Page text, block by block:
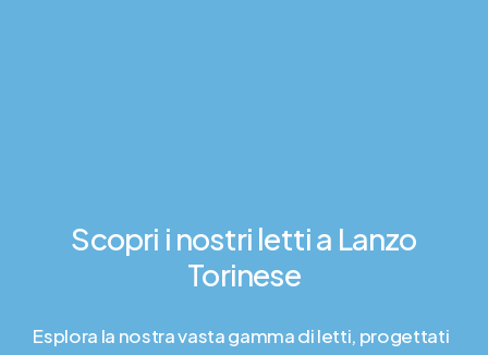
Scopri i nostri lettia Lanzo
Torinese
Esplora la nostra vasta gamma di letti, progettati